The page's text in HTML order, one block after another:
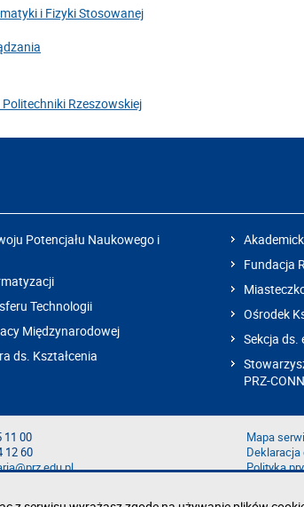
i Fizyki Stosowanej
Rzeszowskiej
Potencjału Naukowego i
Technologii
Międzynarodowej
ds. Kształcenia
Fundacja
Ośrodek
Sekcja ds.
PRZ-
11 00
12 60
Mapa
Polityka